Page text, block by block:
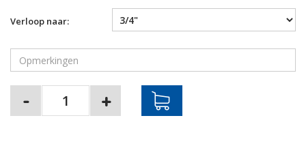
Verloop naar: